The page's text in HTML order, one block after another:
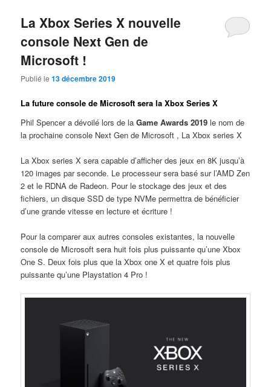
La Xbox Series X nouvelle
console Next Gen de
Microsoft !
Publié le13 décembre 2019
La future console de Microsoft sera la Xbox Series X
Phil Spencer a dévoilé lors de laGame Awards 2019 le nom de
la prochaine console Next Gen de Microsoft , La Xbox series X
La Xbox series X sera capable d’afficher des jeux en 8K jusqu’à
120 images par seconde. Le processeur sera basé sur l’AMD Zen
2 et le RDNA de Radeon. Pour le stockage des jeux et des
fichiers, un disque SSD de type NVMe permettra de bénéficier
d’une grande vitesse en lecture et écriture !
Pour la comparer aux autres consoles existantes, la nouvelle
console de Microsoft sera huit fois plus puissante qu’une Xbox
One S. Deux fois plus que la Xbox one X et quatre fois plus
puissante qu’une Playstation 4 Pro !